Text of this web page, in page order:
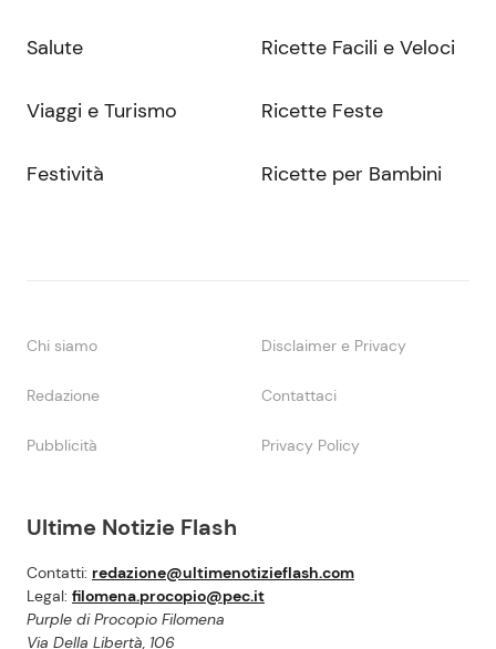
Ultime Notizie Flash
Contatti: redazione@ultimenotizieflash.com
Legal: filomena.procopio@pec.it
Purple di Procopio Filomena
Via Della Libertà, 106
Salute
Viaggi e Turismo
Festività
Ricette Facili e Veloci
Ricette Feste
Ricette per Bambini
Chi siamo Disclaimer e Privacy
Redazione Contattaci
Pubblicità Privacy Policy